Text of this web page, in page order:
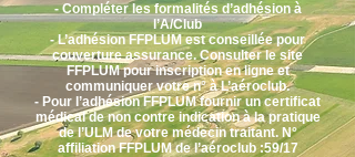
- Compléter les formalités d’adhésion à
l’A/Club
- L’adhésion FFPLUM est conseillée pour
couverture assurance. Consulter le site
FFPLUM pour inscription en ligne et
communiquer votre n° à L’aéroclub.
- Pour l’adhésion FFPLUM fournir un certificat
médical de non contre indication à la pratique
de l’ULM de votre médecin traitant. N°
affiliation FFPLUM de l’aéroclub :59/17